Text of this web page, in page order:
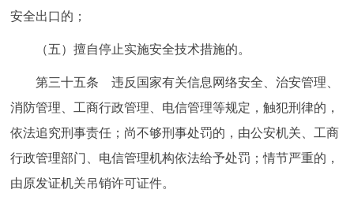
安全出口的；
（五）擅自停止实施安全技术措施的。
第三十五条 违反国家有关信息网络安全、治安管理、
消防管理、工商行政管理、电信管理等规定，触犯刑律的，
依法追究刑事责任；尚不够刑事处罚的，由公安机关、工商
行政管理部门、电信管理机构依法给予处罚；情节严重的，
由原发证机关吊销许可证件。